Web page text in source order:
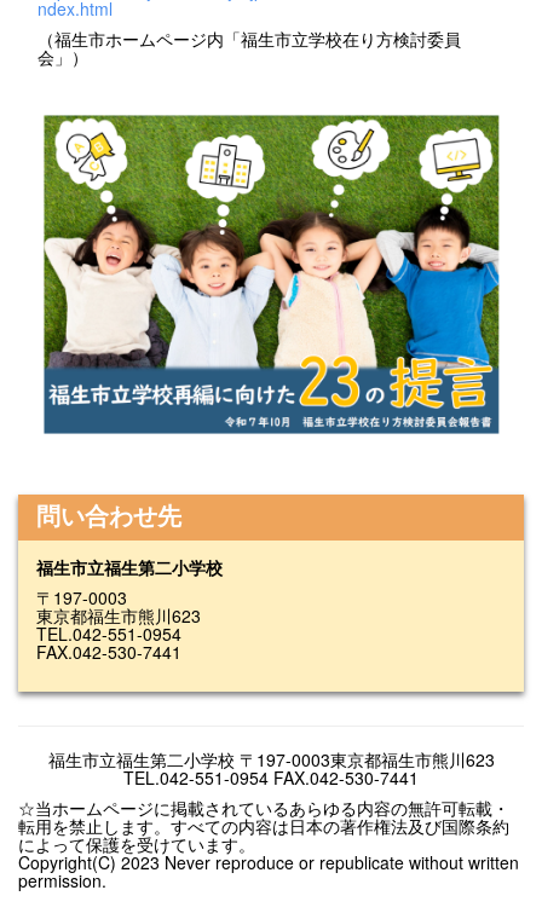
ndex.html
（福生市ホームページ内「福生市立学校在り方検討委員
会」）
問い合わせ先
福生市立福生第二小学校
〒197-0003
東京都福生市熊川623
TEL.042-551-0954
FAX.042-530-7441
福生市立福生第二小学校 〒197-0003東京都福生市熊川623
TEL.042-551-0954 FAX.042-530-7441
☆当ホームページに掲載されているあらゆる内容の無許可転載・
転用を禁止します。すべての内容は日本の著作権法及び国際条約
によって保護を受けています。
Copyright(C) 2023 Never reproduce or republicate without written
permission.